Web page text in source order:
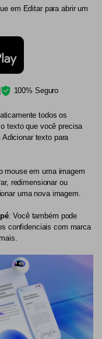
em Editar para abrir um
100% Seguro
todos os
texto que você precisa
texto para
mouse em uma imagem
redimensionar ou
uma nova imagem.
: Você também pode
confidenciais com marca